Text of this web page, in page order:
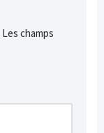
Les champs